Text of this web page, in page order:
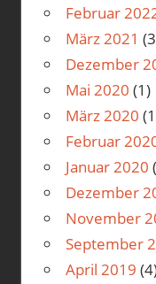
Februar
März 2021
Dezember
Mai 2020 (1)
März 2020
Februar
Januar 2020
Dezember
November
September
April 2019